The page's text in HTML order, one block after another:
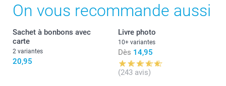
On vous recommande aussi
Sachet à bonbons avec
carte
2 variantes
20,95
Livre photo
10+ variantes
Dès 14,95
(243 avis)